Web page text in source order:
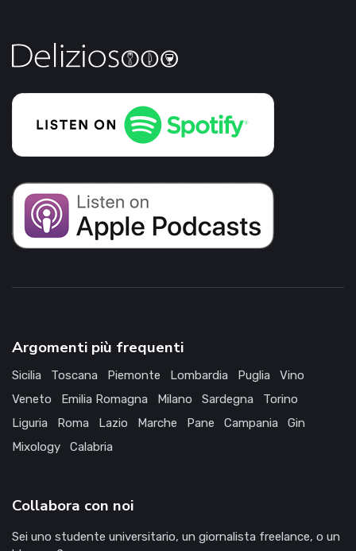
Argomenti più frequenti
Sicilia Toscana Piemonte Lombardia Puglia
Vino
Veneto
Emilia Romagna Milano Sardegna
Torino
Liguria
Roma Lazio Marche Pane Campania
Gin
Mixology
Calabria
Collabora con noi
Sei uno studente universitario, un giornalista freelance, o un